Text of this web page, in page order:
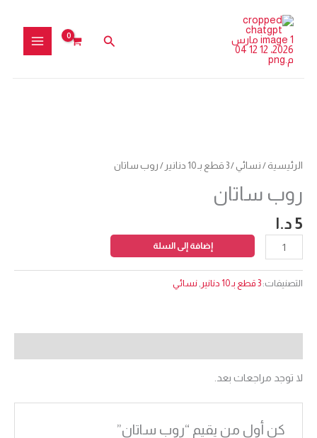
المحتوى
البحث
الرئيسية / نسائي /3 قطع بـ 10 دنانير / روب ساتان
روب ساتان
5 د.ا
ساتان
إضافة إلى السلة
التصنيفات: 3 قطع بـ 10 دنانير ,نسائي
لا توجد مراجعات بعد.
كن أول من يقيم “روب ساتان”